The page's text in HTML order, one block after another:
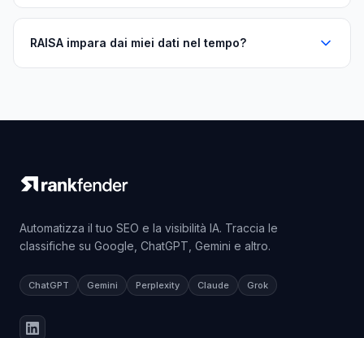
RAISA impara dai miei dati nel tempo?
Automatizza il tuo SEO e la visibilità IA. Traccia le
classifiche su Google, ChatGPT, Gemini e altro.
ChatGPT Gemini Perplexity Claude Grok